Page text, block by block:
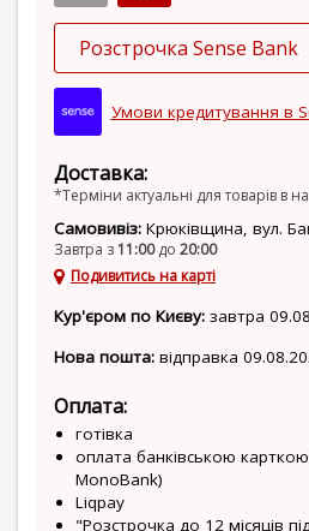
Розстрочка Sense Bank
Умови кредитування в
Доставка:
*Терміни актуальні для товарів в
Самовивіз: Крюківщина, вул.
Завтра з11:00до 20:00
Подивитись на карті
Кур'єром по Києву: завтра
Нова пошта: відправка
Оплата:
готівка
оплата банківською
MonoBank)
Liqpay
"Розстрочка до 12 місяців